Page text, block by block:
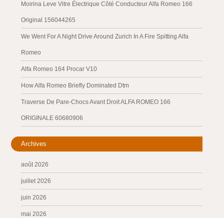
Moirina Leve Vitre Électrique Côté Conducteur Alfa Romeo 166
Original 156044265
We Went For A Night Drive Around Zurich In A Fire Spitting Alfa
Romeo
Alfa Romeo 164 Procar V10
How Alfa Romeo Briefly Dominated Dtm
Traverse De Pare-Chocs Avant Droit ALFA ROMEO 166
ORIGINALE 60680906
Archives
août 2026
juillet 2026
juin 2026
mai 2026